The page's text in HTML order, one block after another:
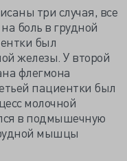
три случая, все
боль в грудной
был
железы. У второй
флегмона
пациентки был
молочной
в подмышечную
мышцы